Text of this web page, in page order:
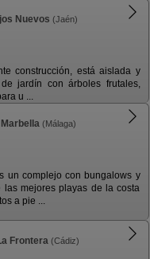
Nuevos (Jaén)
construcción, está aislada y
jardín con árboles frutales,
u ...
Marbella (Málaga)
un complejo con bungalows y
mejores playas de la costa
a pie ...
Frontera (Cádiz)